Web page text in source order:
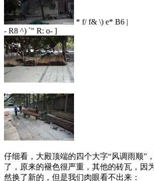
* f/ f& \) e* B6 |
- R8 ^) `" R: o- ]
仔细看，大殿顶端的四个大字“风调雨顺”
了，原来的褪色很严重，其他的砖瓦，因
然换了新的，但是我们肉眼看不出来：